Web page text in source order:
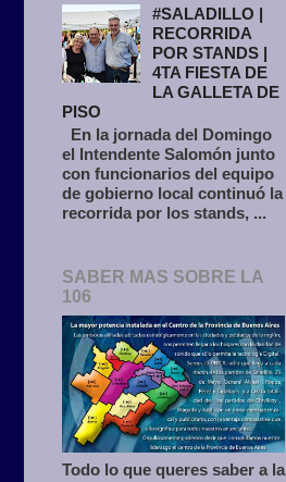
#SALADILLO |
RECORRIDA
POR STANDS |
4TA FIESTA DE
LA GALLETA DE
PISO
En la jornada del Domingo
el Intendente Salomón junto
con funcionarios del equipo
de gobierno local continuó la
recorrida por los stands, ...
SABER MAS SOBRE LA
106
Todo lo que queres saber a la